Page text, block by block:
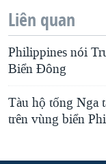
Liên quan
Philippines nói
Biển Đông
Tàu hộ tống Nga
trên vùng biển